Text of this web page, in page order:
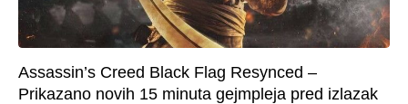
Assassin’s Creed Black Flag Resynced –
Prikazano novih 15 minuta gejmpleja pred izlazak